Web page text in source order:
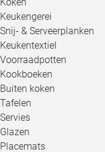
Keukengerei
Snij- & Serveerplanken
Keukentextiel
Voorraadpotten
Kookboeken
Buiten koken
Tafelen
Servies
Glazen
Placemats